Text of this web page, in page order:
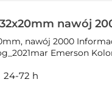
nawój
EMERSON
nawój 2000
Emerson
24-72 h